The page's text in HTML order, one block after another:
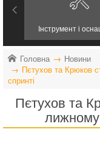
Інструмент і
Головна
Новини
Пєтухов та Крюков
спринті
Пєтухов та